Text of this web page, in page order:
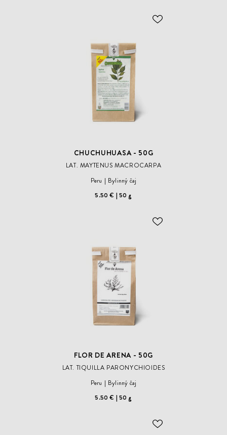
ODOBER
CHUCHUHUASA - 50G
LAT. MAYTENUS MACROCARPA
Peru
Bylinný čaj
5.50 €
50 g
ODOBER
FLOR DE ARENA - 50G
LAT. TIQUILLA PARONYCHIOIDES
Peru
Bylinný čaj
5.50 €
50 g
ODOBER